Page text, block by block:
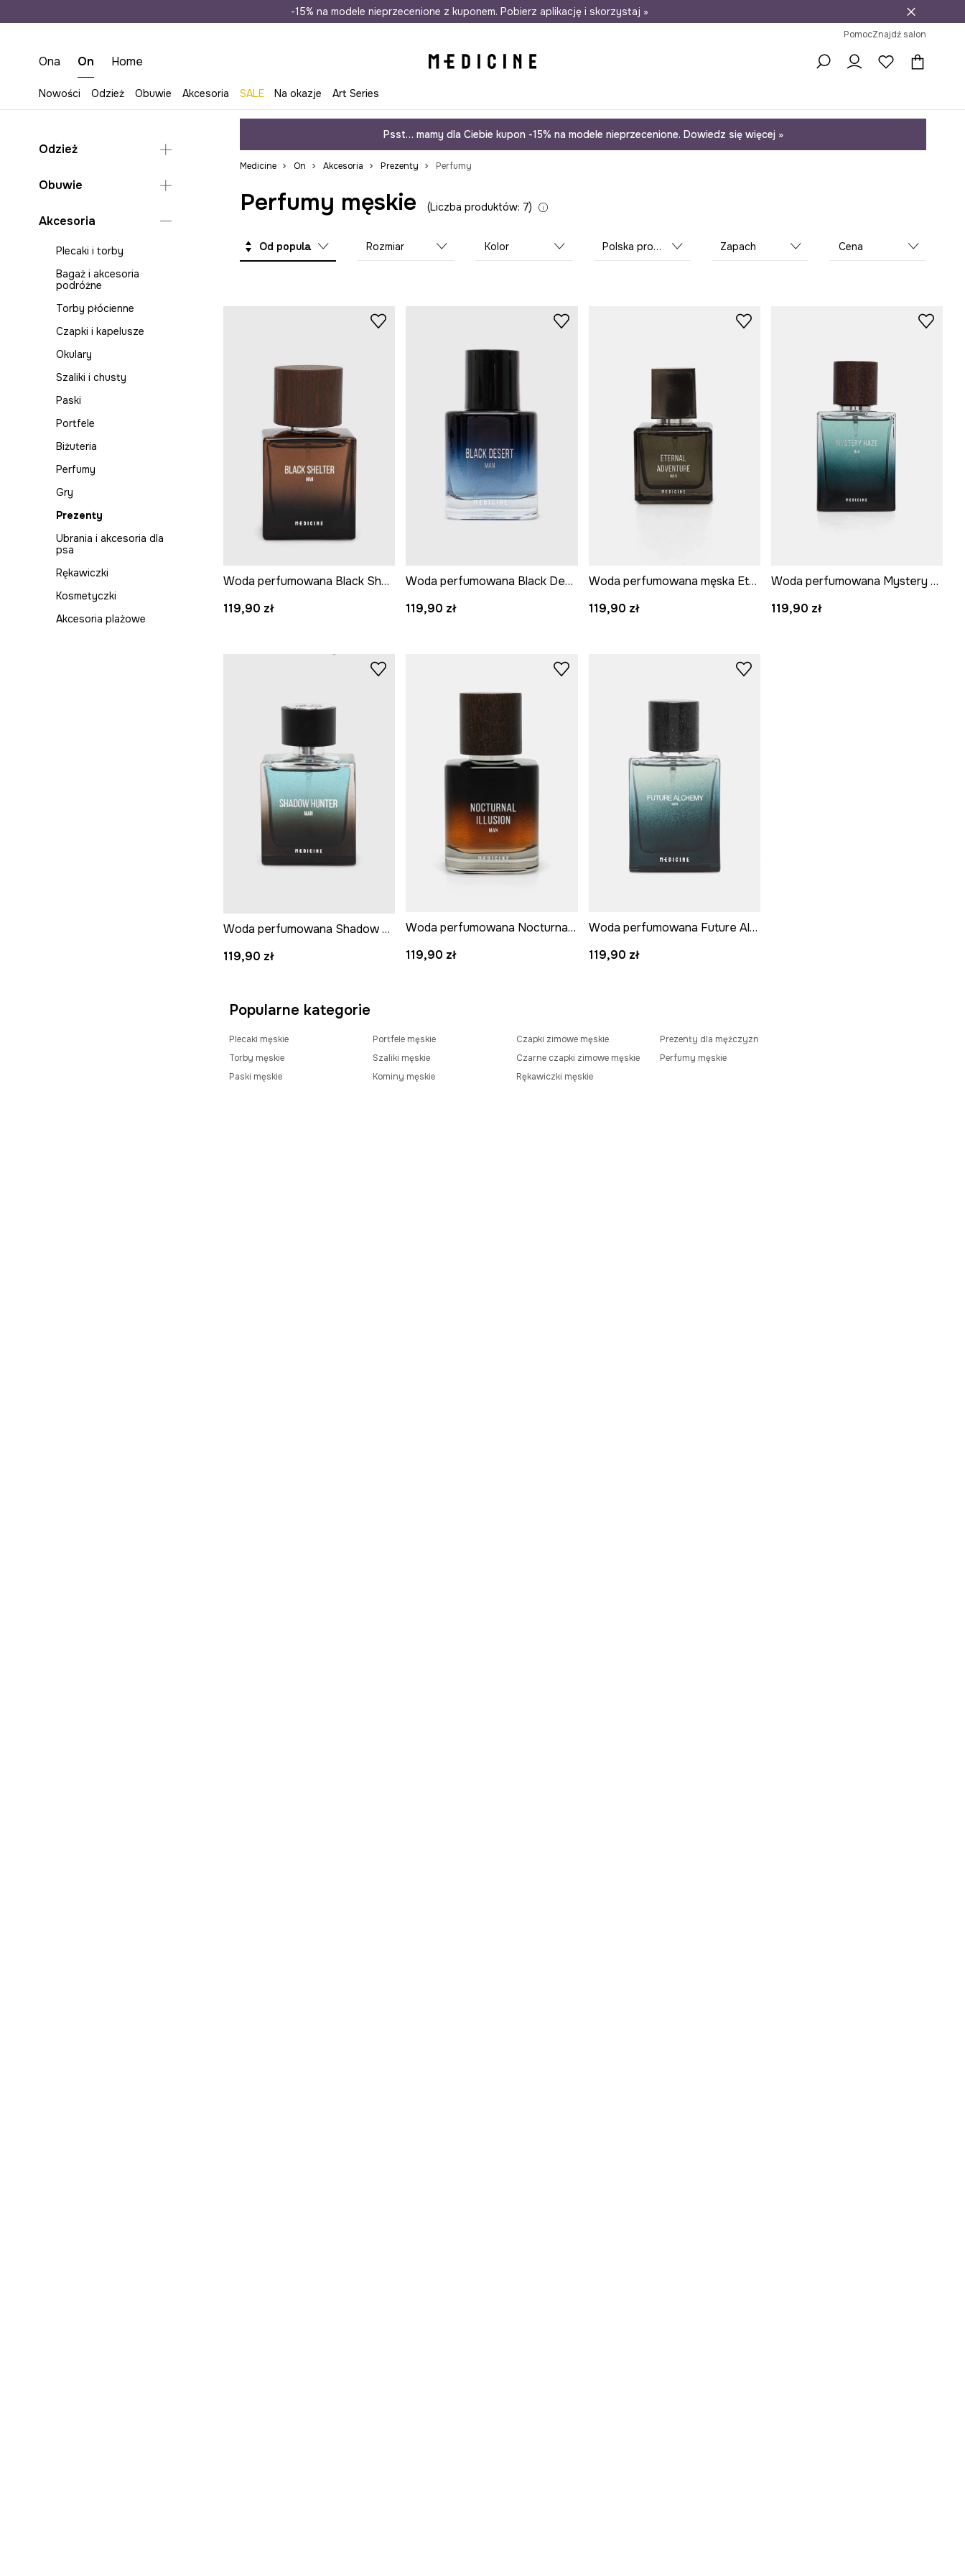
Wysyłka nawet w 24h Darmowa dostawa do salonów 30 dni na zwrot
-15% na modele nieprzecenione z kuponem. Pobierz aplikację i skorzystaj »
PomocZnajdź salon
Ona On Home
Nowości Odzież Obuwie Akcesoria SALE Na okazje Art Series
Odzież
Bielizna
Jeansy
Koszule
Kurtki i płaszcze
Marynarki i kamizelki
Odzież kąpielowa
Piżamy
T-shirty
Koszule na wesele
Komplety
Obuwie
Klapki i sandały
Mokasyny i półbuty
Buty wysokie
Kapcie
Akcesoria
Plecaki i torby
Bagaż i akcesoria
podróżne
Torby płócienne
Czapki i kapelusze
Okulary
Szaliki i chusty
Paski
Portfele
Biżuteria
Perfumy
Gry
Prezenty
Ubrania i akcesoria dla
psa
Rękawiczki
Kosmetyczki
Akcesoria plażowe
Psst… mamy dla Ciebie kupon -15% na modele nieprzecenione. Dowiedz się więcej »
Medicine On Akcesoria Prezenty Perfumy
Perfumy męskie Liczba produktów: 7
Od popularnych Rozmiar Kolor Polska produkcja Zapach Cena
Woda perfumowana Black Shelter 50 ml
119,90 zł
Woda perfumowana Black Desert 50 ml
119,90 zł
Woda perfumowana męska Eternal Adventure 50 ml
119,90 zł
Woda perfumowana Mystery Haze 50 ml
119,90 zł
Woda perfumowana Shadow Hunter 50 ml
119,90 zł
Woda perfumowana Nocturnal Illusion 50 ml
119,90 zł
Woda perfumowana Future Alchemy 50 ml kolor multicolor
119,90 zł
Popularne kategorie
Plecaki męskie
Torby męskie
Paski męskie
Portfele męskie
Szaliki męskie
Kominy męskie
Czapki zimowe męskie
Czarne czapki zimowe męskie
Rękawiczki męskie
Prezenty dla mężczyzn
Perfumy męskie